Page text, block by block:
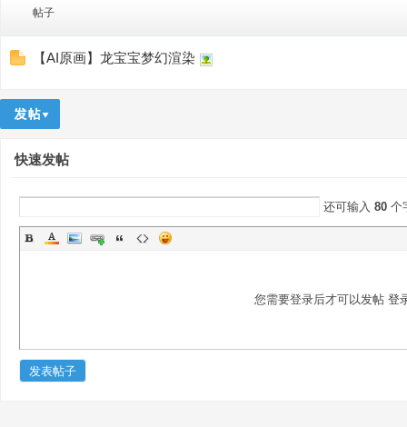
帖子
【AI原画】龙宝宝梦幻渲染
快速发帖
还可输入 80 个
您需要登录后才可以发帖 登
发表帖子